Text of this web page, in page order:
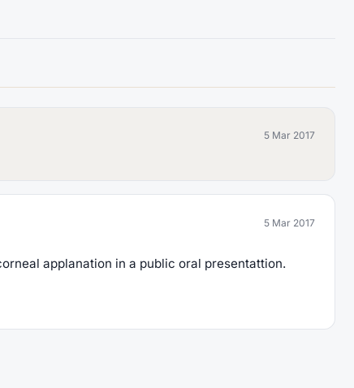
5 Mar 2017
5 Mar 2017
applanation in a public oral presentattion.